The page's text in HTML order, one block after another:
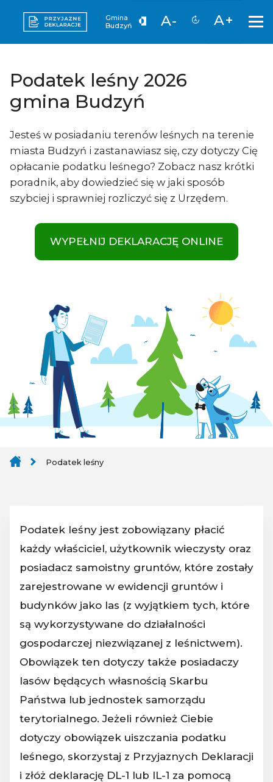
Gmina
Budzyń
A- A+
Podatek leśny 2026
gmina Budzyń
Jesteś w posiadaniu terenów leśnych na terenie
miasta Budzyń i zastanawiasz się, czy dotyczy Cię
opłacanie podatku leśnego? Zobacz nasz krótki
poradnik, aby dowiedzieć się w jaki sposób
szybciej i sprawniej rozliczyć się z Urzędem.
WYPEŁNIJ DEKLARACJĘ ONLINE
Podatek leśny
Podatek leśny jest zobowiązany płacić
każdy właściciel, użytkownik wieczysty oraz
posiadacz samoistny gruntów, które zostały
zarejestrowane w ewidencji gruntów i
budynków jako las (z wyjątkiem tych, które
są wykorzystywane do działalności
gospodarczej niezwiązanej z leśnictwem).
Obowiązek ten dotyczy także posiadaczy
lasów będących własnością Skarbu
Państwa lub jednostek samorządu
terytorialnego. Jeżeli również Ciebie
dotyczy obowiązek uiszczania podatku
leśnego, skorzystaj z Przyjaznych Deklaracji
i złóż deklarację DL-1 lub IL-1 za pomocą